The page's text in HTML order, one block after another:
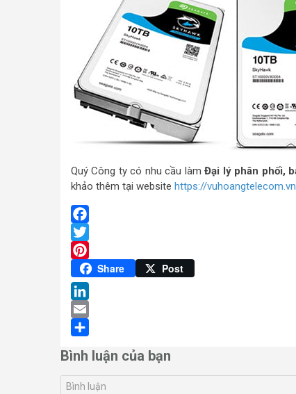
Quý Công ty có nhu cầu làmĐại lý phân phối,
khảo thêm tại website https://
Facebook
Twitter
Pinterest
Share Post
LinkedIn
Email
Bình luận của bạn